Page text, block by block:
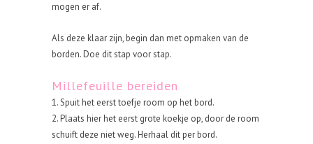
mogen er af.
Als deze klaar zijn, begin dan met opmaken van de
borden. Doe dit stap voor stap.
Millefeuille bereiden
1. Spuit het eerst toefje room op het bord.
2. Plaats hier het eerst grote koekje op, door de room
schuift deze niet weg. Herhaal dit per bord.